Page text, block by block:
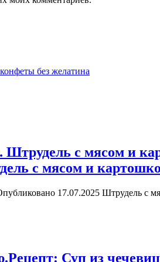
без желатина
с мясом и
с мясом и
17.07.2025 Штрудель с
Рецепт: Суп из